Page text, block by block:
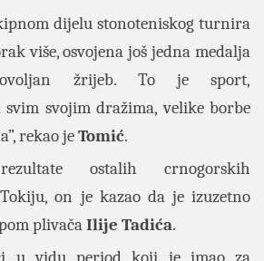
dijelu stonoteniskog turnira
više, osvojena još jedna medalja
žrijeb. To je sport,
svim svojim dražima, velike borbe
rekao jeTomić.
ostalih crnogorskih
on je kazao da je izuzetno
plivačaIlije Tadića.